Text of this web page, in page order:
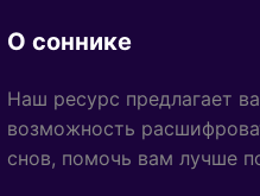
О соннике
Наш ресурс предлагает
возможность
снов, помочь вам лучше